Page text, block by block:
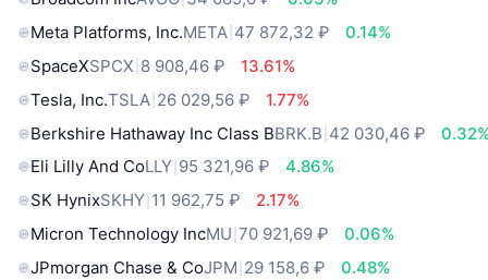
Meta Platforms, Inc.META 47 872,32 ₽
0.14%
SpaceXSPCX 8 908,46 ₽
13.61%
Tesla, Inc.TSLA 26 029,56 ₽
1.77%
Berkshire Hathaway Inc Class BBRK.B 42 030,46 ₽
Eli Lilly And CoLLY 95 321,96 ₽
4.86%
SK HynixSKHY 11 962,75 ₽
2.17%
Micron Technology IncMU 70 921,69 ₽
0.06%
JPmorgan Chase & CoJPM 29 158,6 ₽
0.48%